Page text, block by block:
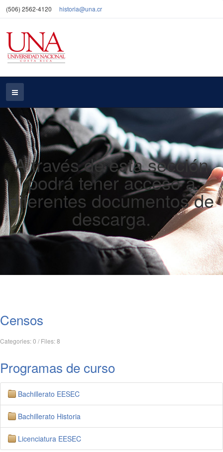
(506) 2562-4120 historia@una.cr
A través de esta sección
podrá tener acceso a
diferentes documentos de
descarga.
Censos
Categories: 0 / Files: 8
Programas de curso
Bachillerato EESEC
Bachillerato Historia
Licenciatura EESEC